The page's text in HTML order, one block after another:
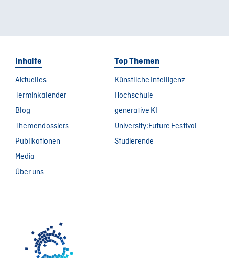
Inhalte
Aktuelles
Terminkalender
Blog
Themendossiers
Publikationen
Media
Über uns
Top Themen
Künstliche Intelligenz
Hochschule
generative KI
University:Future Festival
Studierende